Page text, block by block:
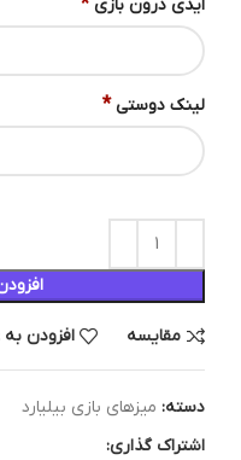
ایدی درون بازی *
لینک دوستی *
مقایسه افزودن
دسته: میزهای بازی بیلیارد
اشتراک گذاری: